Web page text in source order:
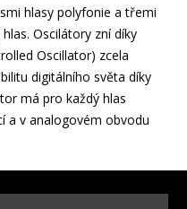
hlasy polyfonie a třemi
Oscilátory zní díky
Oscillator) zcela
digitálního světa díky
má pro každý hlas
a v analogovém obvodu